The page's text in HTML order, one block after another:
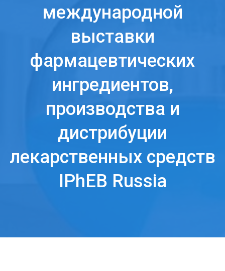
международной
выставки
фармацевтических
ингредиентов,
производства и
дистрибуции
лекарственных средств
IPhEB Russia